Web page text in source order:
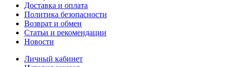
Доставка и оплата
Политика безопасности
Возврат и обмен
Статьи и рекомендации
Новости
Личный кабинет